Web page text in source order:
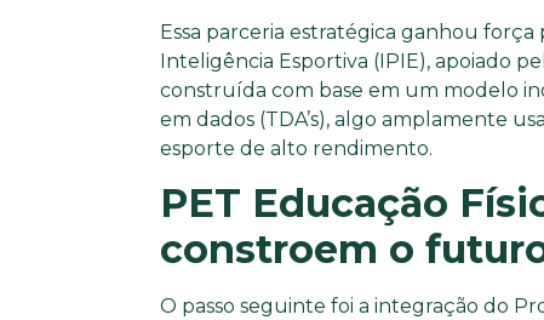
Essa parceria estratégica ganhou
Inteligência Esportiva (IPIE), apoiado
construída com base em um modelo
em dados (TDA’s), algo amplamente
esporte de alto rendimento.
PET Educação
constroem o
O passo seguinte foi a integração do